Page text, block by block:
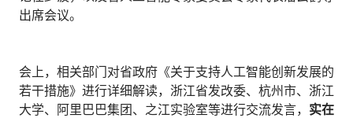
出席会议。
会上，相关部门对省政府《关于支持人工智能创新发展的
若干措施》进行详细解读，浙江省发改委、杭州市、浙江
大学、阿里巴巴集团、之江实验室等进行交流发言， 实在